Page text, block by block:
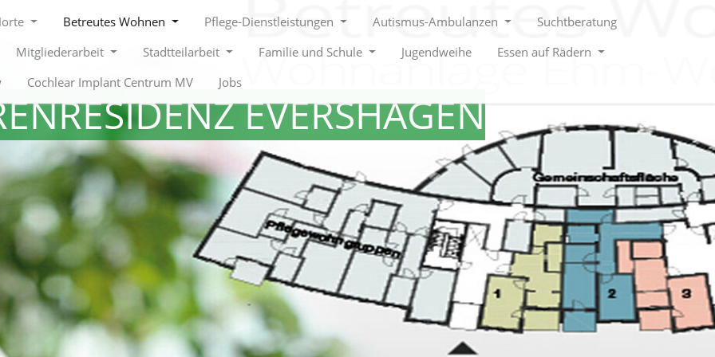
Betreutes Wohnen Pflege-Dienstleistungen Autismus-Ambulanzen
Suchtberatung
Mitgliederarbeit Stadtteilarbeit Familie und Schule Jugendweihe
Essen auf Rädern
Cochlear Implant Centrum MV Jobs
EVERSHAGEN